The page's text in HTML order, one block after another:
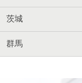
茨城
群馬